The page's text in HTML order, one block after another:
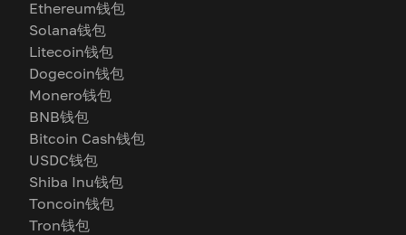
Ethereum钱包
Solana钱包
Litecoin钱包
Dogecoin钱包
Monero钱包
BNB钱包
Bitcoin Cash钱包
USDC钱包
Shiba Inu钱包
Toncoin钱包
Tron钱包